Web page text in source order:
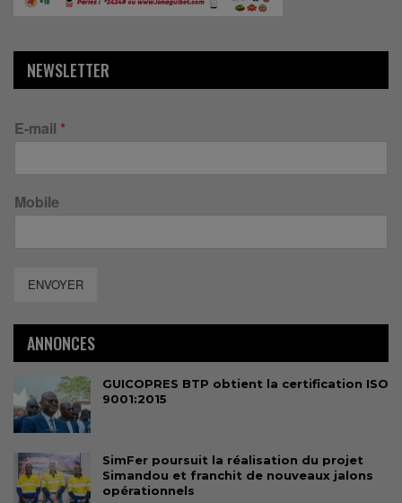
NEWSLETTER
E-mail *
Mobile
ENVOYER
ANNONCES
GUICOPRES BTP obtient la certification ISO
9001:2015
SimFer poursuit la réalisation du projet
Simandou et franchit de nouveaux jalons
opérationnels